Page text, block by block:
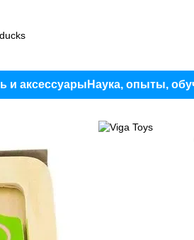
и аксессуары Наука, опыты,